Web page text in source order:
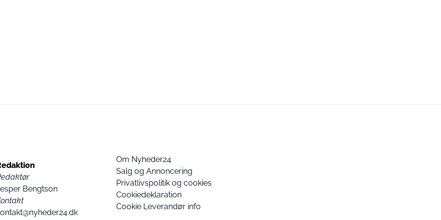
Bengtson
Om Nyheder24
Salg og Annoncering
Privatlivspolitik og cookies
Cookiedeklaration
Cookie Leverandør info